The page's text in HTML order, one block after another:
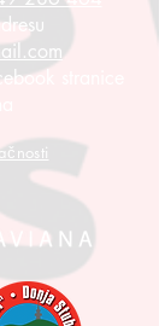
stranice